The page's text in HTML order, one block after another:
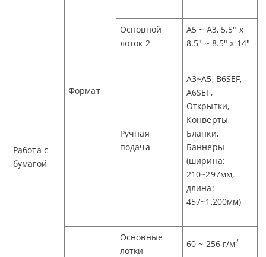
Работа с
бумагой
Формат
Основной
лоток 2
A5 ~ A3, 5.5" x
8.5" ~ 8.5" x 14"
Ручная
подача
A3~A5, B6SEF,
A6SEF,
Открытки,
Конверты,
Бланки,
Баннеры
(ширина:
210~297мм,
длина:
457~1,200мм)
Основные
лотки
60 ~ 256 г/м2